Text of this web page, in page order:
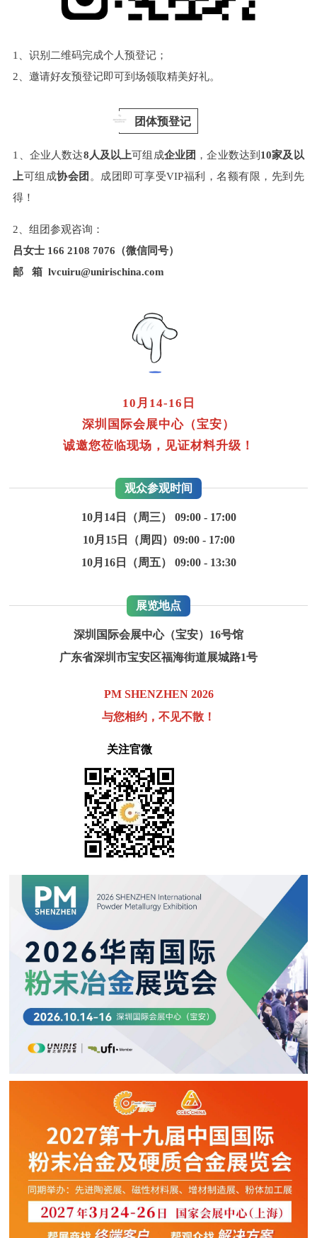
1、识别二维码完成个人预登记；
2、邀请好友预登记即可到场领取精美好礼。
团体预登记
1、企业人数达8人及以上可组成企业团 ，企业数达到 10家及以
上可组成协会团 。成团即可享受VIP福利，名额有限，先到先
得！
2、组团参观咨询：
吕女士 166 2108 7076（微信同号）
邮 箱 lvcuiru@unirischina.com
10月14-16日
深圳国际会展中心（宝安）
诚邀您莅临现场，见证材料升级！
观众参观时间
10月14日（周三） 09:00 - 17:00
10月15日（周四）09:00 - 17:00
10月16日（周五） 09:00 - 13:30
展览地点
深圳国际会展中心（宝安）16号馆
广东省深圳市宝安区福海街道展城路1号
PM SHENZHEN 2026
与您相约，不见不散！
关注官微